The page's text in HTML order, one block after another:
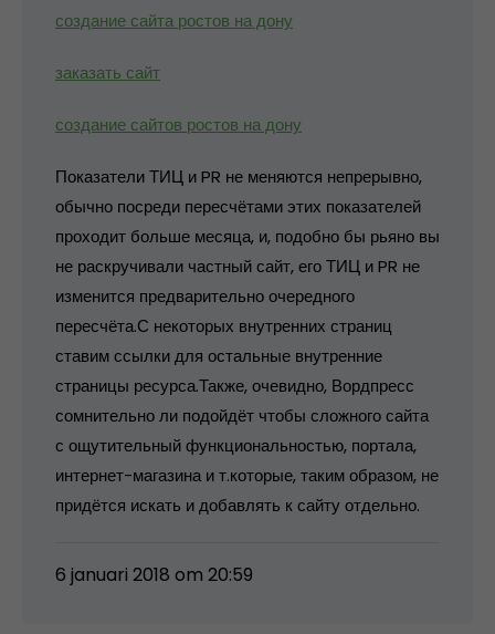
создание сайта ростов на дону
заказать сайт
создание сайтов ростов на дону
Показатели ТИЦ и PR не меняются непрерывно,
обычно посреди пересчётами этих показателей
проходит больше месяца, и, подобно бы рьяно вы
не раскручивали частный сайт, его ТИЦ и PR не
изменится предварительно очередного
пересчёта.С некоторых внутренних страниц
ставим ссылки для остальные внутренние
страницы ресурса.Также, очевидно, Вордпресс
сомнительно ли подойдёт чтобы сложного сайта
с ощутительный функциональностью, портала,
интернет-магазина и т.которые, таким образом, не
придётся искать и добавлять к сайту отдельно.
6 januari 2018 om 20:59